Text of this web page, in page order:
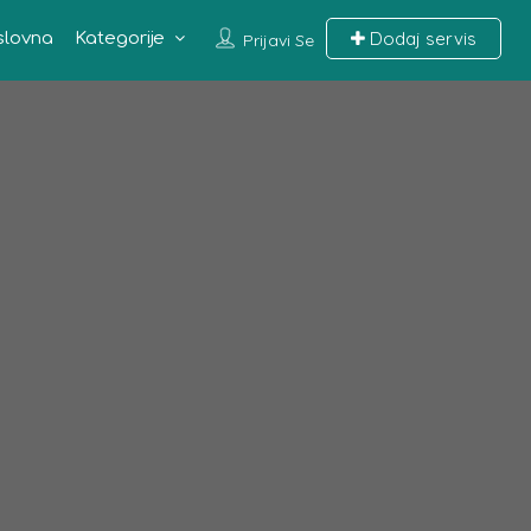
Prijavi Se Dodaj servis
Kategorije